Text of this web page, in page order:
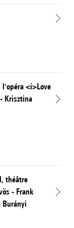
<i>Love
Krisztina
théâtre
- Frank
Burányi